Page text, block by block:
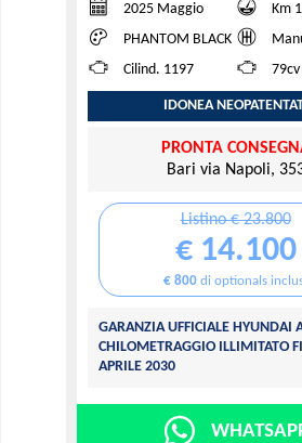
2025 Maggio
Km
PHANTOM BLACK
Cilind. 1197
IDONEA
PRONTA
Bari via Napoli,
Listino € 23.800
€ 14.100
€ 800 di optionals
GARANZIA UFFICIALE HYUNDAI
CHILOMETRAGGIO ILLIMITATO
APRILE 2030